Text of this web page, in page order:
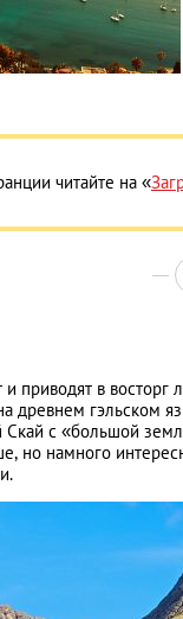
читайте на «
в восторг
древнем гэльском
с «большой
но намного